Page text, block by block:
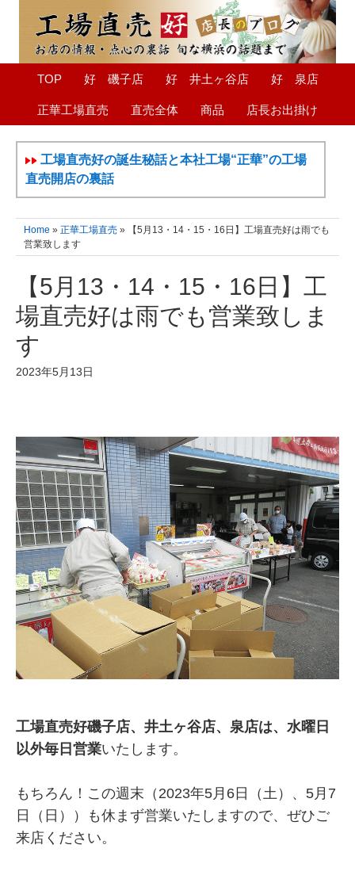
TOP 好 磯子店 好 井土ヶ谷店 好 泉店
正華工場直売 直売全体 商品 店長お出掛け
工場直売好の誕生秘話と本社工場“正華”の工場
直売開店の裏話
Home » 正華工場直売 » 【5月13・14・15・16日】工場直売好は雨でも
営業致します
【5月13・14・15・16日】工
場直売好は雨でも営業致しま
す
2023年5月13日
工場直売好磯子店、井土ヶ谷店、泉店は、水曜日
以外毎日営業いたします。
もちろん！この週末（2023年5月6日（土）、5月7
日（日））も休まず営業いたしますので、ぜひご
来店ください。